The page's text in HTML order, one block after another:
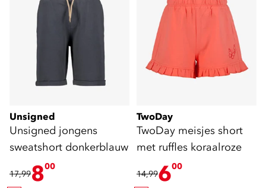
Unsigned
Unsigned jongens
sweatshort donkerblauw
17,99800
TwoDay
TwoDay meisjes short
met ruffles koraalroze
14,99600